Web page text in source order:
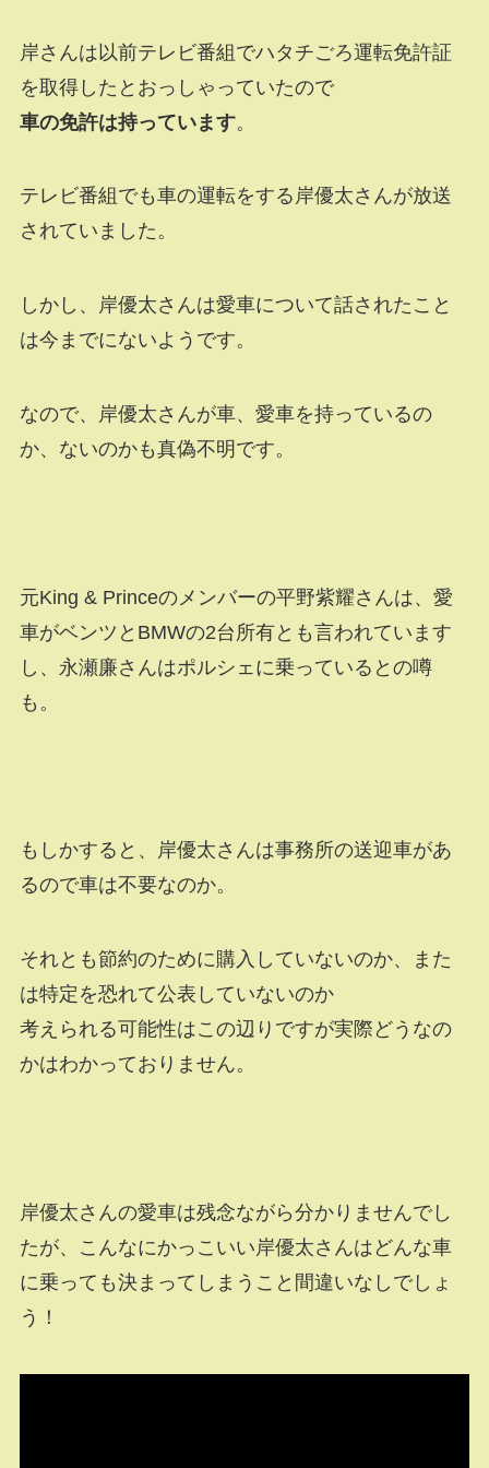
岸さんは以前テレビ番組でハタチごろ運転免許証
を取得したとおっしゃっていたので
車の免許は持っています。
テレビ番組でも車の運転をする岸優太さんが放送
されていました。
しかし、岸優太さんは愛車について話されたこと
は今までにないようです。
なので、岸優太さんが車、愛車を持っているの
か、ないのかも真偽不明です。
元King & Princeのメンバーの平野紫耀さんは、愛
車がベンツとBMWの2台所有とも言われています
し、永瀬廉さんはポルシェに乗っているとの噂
も。
もしかすると、岸優太さんは事務所の送迎車があ
るので車は不要なのか。
それとも節約のために購入していないのか、また
は特定を恐れて公表していないのか
考えられる可能性はこの辺りですが実際どうなの
かはわかっておりません。
岸優太さんの愛車は残念ながら分かりませんでし
たが、こんなにかっこいい岸優太さんはどんな車
に乗っても決まってしまうこと間違いなしでしょ
う！